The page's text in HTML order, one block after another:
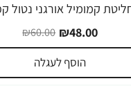
-20%
₪48.00
₪60.00
הוסף לעגלה